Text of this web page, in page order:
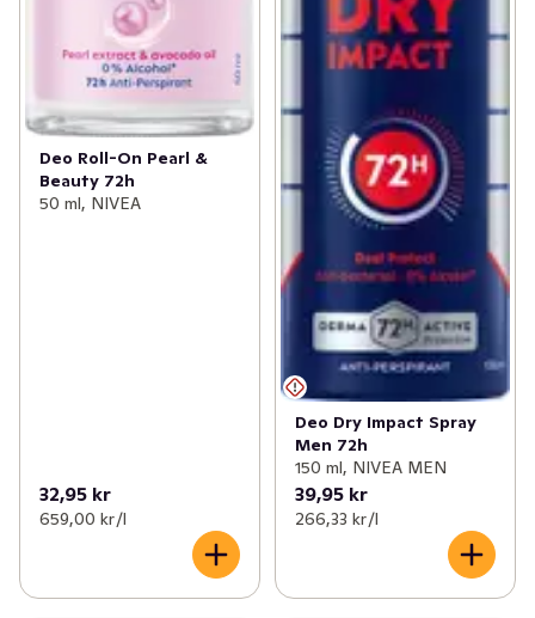
Deo Roll-On Pearl &
Beauty 72h
50 ml, NIVEA
32,95 kr
659,00 kr /l
Deo Dry Impact Spray
Men 72h
150 ml, NIVEA MEN
39,95 kr
266,33 kr /l